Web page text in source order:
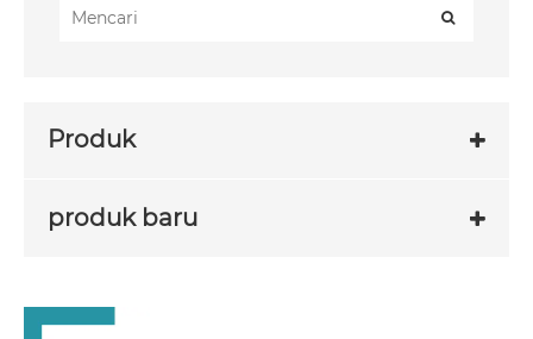
Produk
produk baru